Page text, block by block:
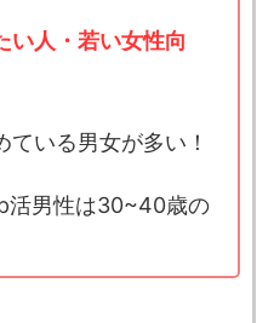
い人・若い女性向
いる男女が多い！
活男性は30~40歳の